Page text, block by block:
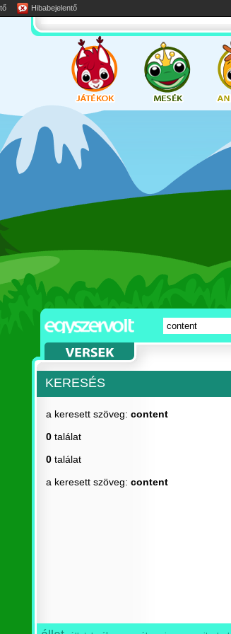
Hibabejelentő
KERESÉS
a keresett szöveg: content
0 találat
0 találat
a keresett szöveg: content